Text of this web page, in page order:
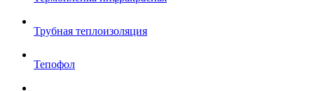
Трубная теплоизоляция
Тепофол